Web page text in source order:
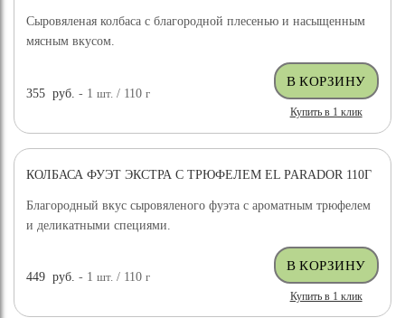
Сыровяленая колбаса с благородной плесенью и насыщенным
мясным вкусом.
355 руб. - 1шт. / 110г
Купить в 1 клик
КОЛБАСА ФУЭТ ЭКСТРА С ТРЮФЕЛЕМ EL PARADOR 110Г
Благородный вкус сыровяленого фуэта с ароматным трюфелем
и деликатными специями.
449 руб. - 1шт. / 110г
Купить в 1 клик